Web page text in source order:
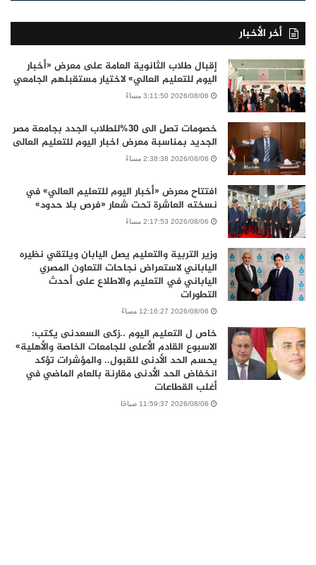
أخر الأخبار
إقبال طلاب الثانوية العامة على معرض «أخبار
اليوم للتعليم العالي» لاختيار مستقبلهم الجامعي
2026/08/06 3:11:50 مساءً
خصومات تصل الى 30%للطلاب الجدد بجامعة مصر
الجديد بمناسبة معرض اخبار اليوم للتعليم العالى
2026/08/06 2:38:38 مساءً
افتتاح معرض «أخبار اليوم للتعليم العالي» في
نسخته العاشرة تحت شعار «فرص بلا حدود»
2026/08/06 2:17:53 مساءً
وزير التربية والتعليم يصل اليابان ويلتقي نظيره
الياباني لاستعراض نجاحات التعاون المصري
الياباني في التعليم والاطلاع على أحدث
التطورات
2026/08/06 12:16:27 مساءً
خاص ل التعليم اليوم ..زكى السعدنى يكتب:
الاسبوع القادم الأعلى للجامعات الخاصة والأهلية»
يحسم الحد الأدنى للقبول.. والمؤشرات تؤكد
انخفاض الحد الأدنى مقارنة بالعام الماضي في
أغلب القطاعات
2026/08/06 11:59:37 صباحًا